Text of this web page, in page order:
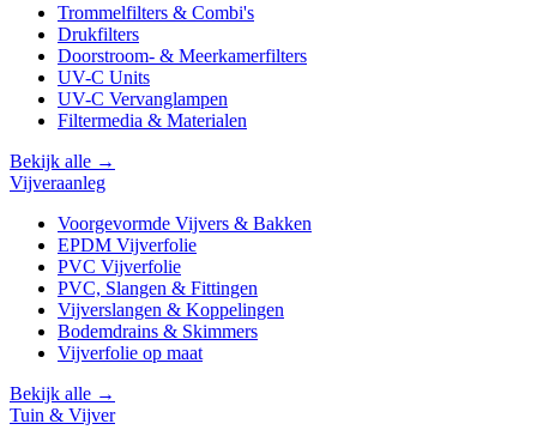
Trommelfilters & Combi's
Drukfilters
Doorstroom- & Meerkamerfilters
UV-C Units
UV-C Vervanglampen
Filtermedia & Materialen
Bekijk alle →
Vijveraanleg
Voorgevormde Vijvers & Bakken
EPDM Vijverfolie
PVC Vijverfolie
PVC, Slangen & Fittingen
Vijverslangen & Koppelingen
Bodemdrains & Skimmers
Vijverfolie op maat
Bekijk alle →
Tuin & Vijver